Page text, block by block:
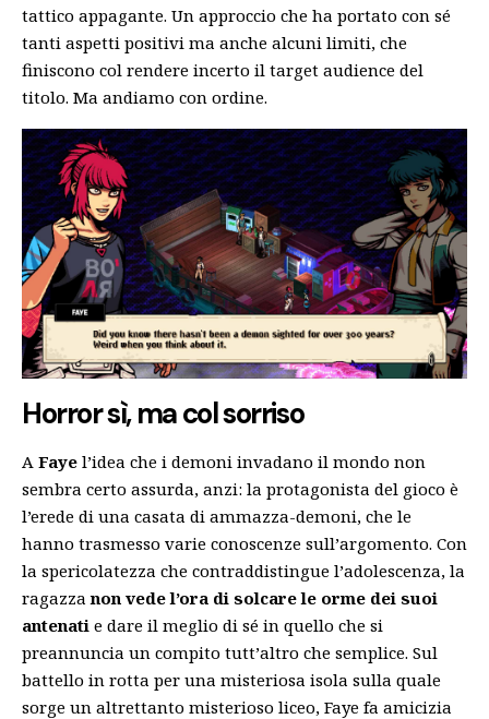
tattico appagante. Un approccio che ha portato con sé
tanti aspetti positivi ma anche alcuni limiti, che
finiscono col rendere incerto il target audience del
titolo. Ma andiamo con ordine.
Horror sì, ma col sorriso
A Faye l’idea che i demoni invadano il mondo non
sembra certo assurda, anzi: la protagonista del gioco è
l’erede di una casata di ammazza-demoni, che le
hanno trasmesso varie conoscenze sull’argomento. Con
la spericolatezza che contraddistingue l’adolescenza, la
ragazzanon vede l’ora di solcare le orme dei suoi
antenati e dare il meglio di sé in quello che si
preannuncia un compito tutt’altro che semplice. Sul
battello in rotta per una misteriosa isola sulla quale
sorge un altrettanto misterioso liceo, Faye fa amicizia